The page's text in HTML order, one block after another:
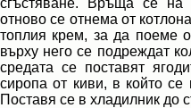
сгъстяване. Връща се на
отново се отнема от
топлия крем, за да поеме
върху него се подреждат
средата се поставят
сиропа от киви, в който се
Поставя се в хладилник до